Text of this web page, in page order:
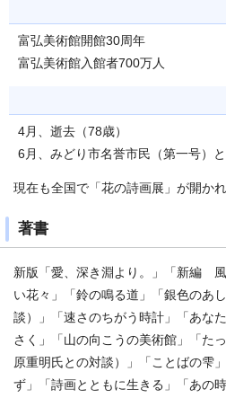
富弘美術館開館30周年
富弘美術館入館者700万人
4月、逝去（78歳）
6月、みどり市名誉市民（第一号）
現在も全国で「花の詩画展」が開かれ
著書
新版「愛、深き淵より。」「新編
い花々」「鈴の鳴る道」「銀色のあ
談）」「速さのちがう時計」「あな
さく」「山の向こうの美術館」「た
原重明氏との対談）」「ことばの雫
ず」「詩画とともに生きる」「あの